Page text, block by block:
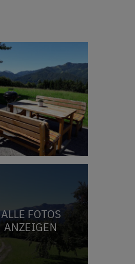
ALLE FOTOS
ANZEIGEN